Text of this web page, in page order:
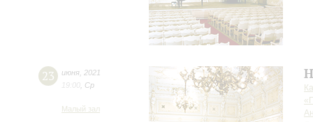
23 июня 2021
19:00 Ср
Малый зал